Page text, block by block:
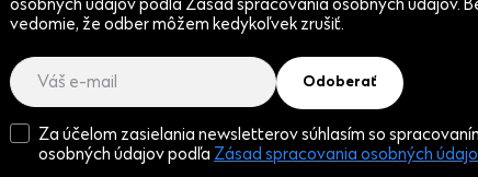
osobných údajov podľa Zásad spracovania osobných údajov.
vedomie, že odber môžem kedykoľvek zrušiť.
Odoberať
Za účelom zasielania newsletterov súhlasím so
osobných údajov podľa Zásad spracovania osobných